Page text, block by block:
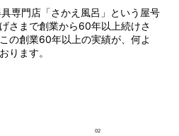
専門店「さかえ風呂」という屋号
さまで創業から60年以上続けさ
の創業60年以上の実績が、何よ
ります。
02